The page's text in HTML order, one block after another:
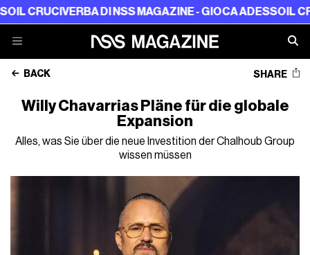
DI NSS MAGAZINE - GIOCA ADESSOIL
BACK SHARE
Willy Chavarrias Pläne für die globale
Expansion
Alles, was Sie über die neue Investition der Chalhoub Group
wissen müssen